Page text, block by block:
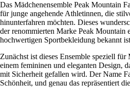
Das Mädchenensemble Peak Mountain
für junge angehende Athletinnen, die
hinunterfahren möchten. Dieses
der renommierten Marke Peak Mountain
hochwertigen Sportbekleidung bekannt
Zunächst ist dieses Ensemble speziell
einem femininen und eleganten Design,
mit Sicherheit gefallen wird. Der Name
Schönheit, und genau das repräsentiert